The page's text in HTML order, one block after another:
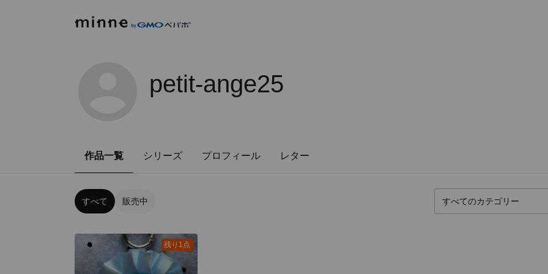
petit-ange25
作品一覧 シリーズ プロフィール レター
すべて 販売中
残り1点